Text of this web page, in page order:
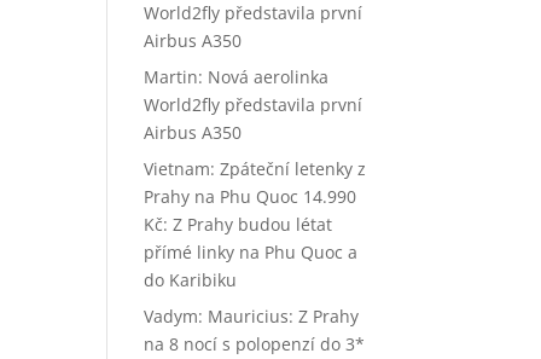
World2fly představila první
Airbus A350
Martin: Nová aerolinka
World2fly představila první
Airbus A350
Vietnam: Zpáteční letenky z
Prahy na Phu Quoc 14.990
Kč:Z Prahy budou létat
přímé linky na Phu Quoc a
do Karibiku
Vadym: Mauricius: Z Prahy
na 8 nocí s polopenzí do 3*